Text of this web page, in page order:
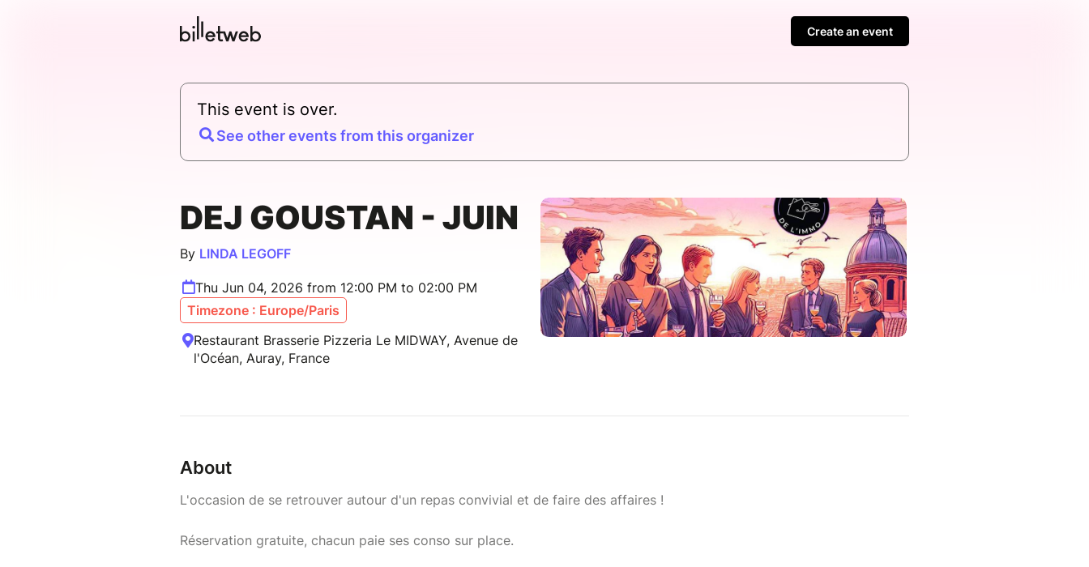
Create an event
This event is over.
See other events from this organizer
DEJ GOUSTAN - JUIN
By LINDA LEGOFF
Thu Jun 04, 2026 from 12:00 PM to 02:00 PM
Timezone : Europe/Paris
Restaurant Brasserie Pizzeria Le MIDWAY, Avenue de
l'Océan, Auray, France
About
L'occasion de se retrouver autour d'un repas convivial et de faire des affaires !
Réservation gratuite, chacun paie ses conso sur place.